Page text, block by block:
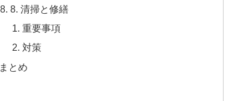
8. 清掃と修繕
重要事項
対策
まとめ